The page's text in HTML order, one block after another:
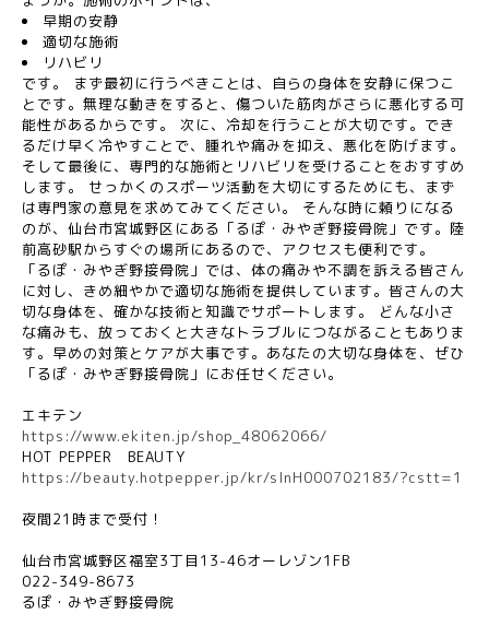
早期の安静
適切な施術
リハビリ
です。 まず最初に行うべきことは、自らの身体を安静に保つこ
とです。無理な動きをすると、傷ついた筋肉がさらに悪化する可
能性があるからです。 次に、冷却を行うことが大切です。でき
るだけ早く冷やすことで、腫れや痛みを抑え、悪化を防げます。
そして最後に、専門的な施術とリハビリを受けることをおすすめ
します。 せっかくのスポーツ活動を大切にするためにも、まず
は専門家の意見を求めてみてください。 そんな時に頼りになる
のが、仙台市宮城野区にある「るぽ・みやぎ野接骨院」です。陸
前高砂駅からすぐの場所にあるので、アクセスも便利です。
「るぽ・みやぎ野接骨院」では、体の痛みや不調を訴える皆さん
に対し、きめ細やかで適切な施術を提供しています。皆さんの大
切な身体を、確かな技術と知識でサポートします。 どんな小さ
な痛みも、放っておくと大きなトラブルにつながることもありま
す。早めの対策とケアが大事です。あなたの大切な身体を、ぜひ
「るぽ・みやぎ野接骨院」にお任せください。
エキテン
https://www.ekiten.jp/shop_48062066/
HOT PEPPER
BEAUTY
https://beauty.hotpepper.jp/kr/slnH000702183/?cstt=1
夜間21 時まで受付！
仙台市宮城野区福室3丁目 13-46オーレゾン1FB
022-349-8673
るぽ・みやぎ野接骨院